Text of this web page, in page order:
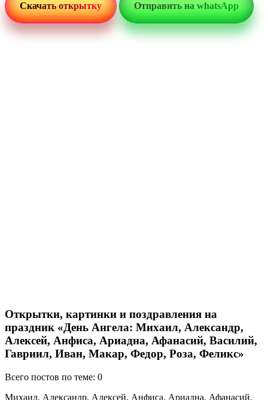
Скачать открытку Отправить на whatsApp
Открытки, картинки и поздравления на
праздник «День Ангела: Михаил, Александр,
Алексей, Анфиса, Ариадна, Афанасий, Василий,
Гавриил, Иван, Макар, Федор, Роза, Феликс»
Всего постов по теме: 0
Михаил, Александр, Алексей, Анфиса, Ариадна, Афанасий,